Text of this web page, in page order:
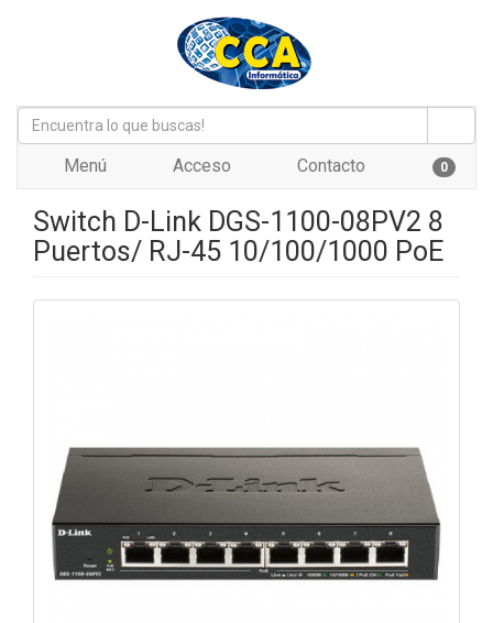
Menú Acceso Contacto 0
Switch D-Link DGS-1100-08PV2 8
Puertos/ RJ-45 10/100/1000 PoE